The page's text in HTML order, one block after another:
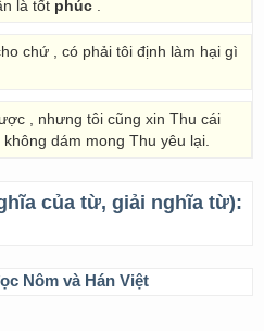
là tốt phúc
chứ , có phải tôi định làm hại gì
, nhưng tôi cũng xin Thu cái
dám mong Thu yêu lại.
của từ, giải nghĩa từ):
Nôm và Hán Việt